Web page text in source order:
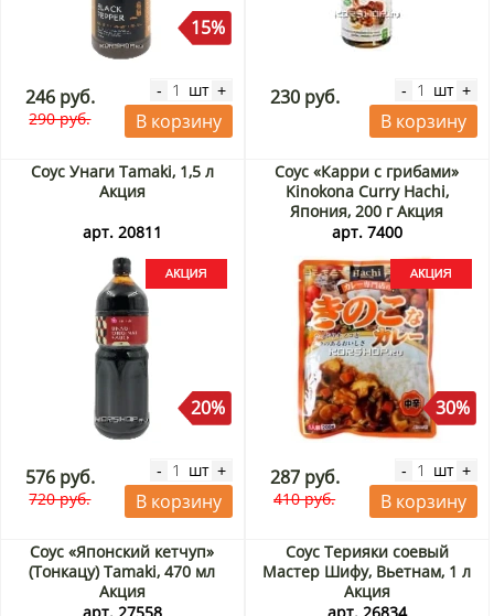
15%
246 руб.
290 руб.
- шт +
В корзину
230 руб. - шт +
В корзину
Соус Унаги Tamaki, 1,5 л
Акция
арт. 20811
20%
576 руб.
720 руб.
- шт +
В корзину
Соус «Карри с грибами»
Kinokona Curry Hachi,
Япония, 200 г Акция
арт. 7400
30%
287 руб.
410 руб.
- шт +
В корзину
Соус «Японский кетчуп»
(Тонкацу) Tamaki, 470 мл
Акция
Соус Терияки соевый
Мастер Шифу, Вьетнам, 1 л
Акция